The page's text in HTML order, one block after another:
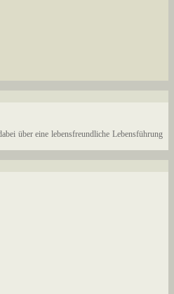
über eine lebensfreundliche Lebensführung